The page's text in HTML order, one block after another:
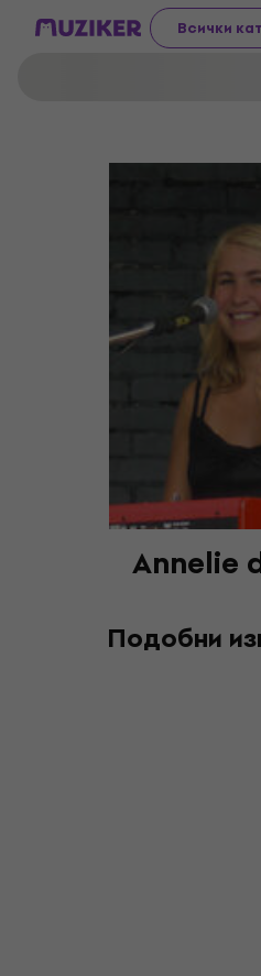
Всички
Annelie
Подобни